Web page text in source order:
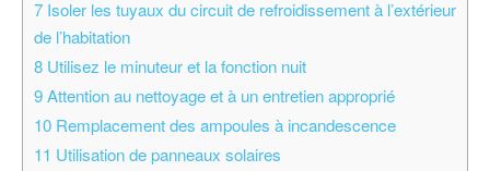
7 Isoler les tuyaux du circuit de refroidissement à l’extérieur
de l’habitation
8 Utilisez le minuteur et la fonction nuit
9Attention au nettoyage et à un entretien approprié
10 Remplacement des ampoules à incandescence
11 Utilisation de panneaux solaires